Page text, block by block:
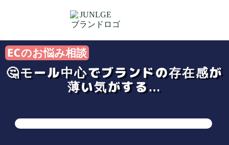
ECのお悩み相談
🤔モール中心でブランドの存在感が
薄い気がする…